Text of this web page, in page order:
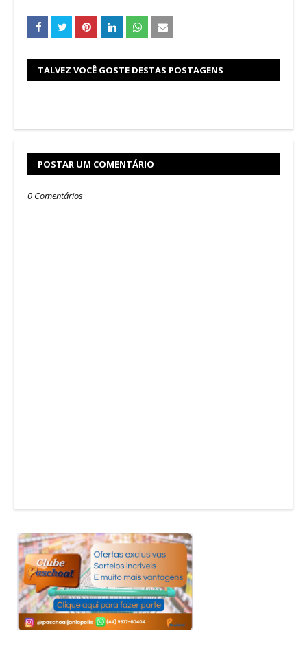
TALVEZ VOCÊ GOSTE DESTAS POSTAGENS
POSTAR UM COMENTÁRIO
0 Comentários